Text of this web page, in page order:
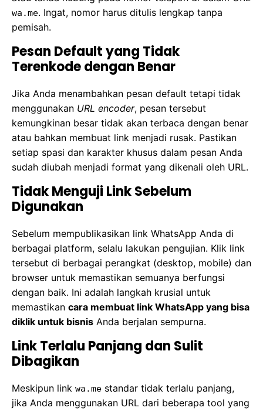
wa.me. Ingat, nomor harus ditulis lengkap tanpa
pemisah.
Pesan Default yang Tidak
Terenkode dengan Benar
Jika Anda menambahkan pesan default tetapi tidak
menggunakan URL encoder, pesan tersebut
kemungkinan besar tidak akan terbaca dengan benar
atau bahkan membuat link menjadi rusak. Pastikan
setiap spasi dan karakter khusus dalam pesan Anda
sudah diubah menjadi format yang dikenali oleh URL.
Tidak Menguji Link Sebelum
Digunakan
Sebelum mempublikasikan link WhatsApp Anda di
berbagai platform, selalu lakukan pengujian. Klik link
tersebut di berbagai perangkat (desktop, mobile) dan
browser untuk memastikan semuanya berfungsi
dengan baik. Ini adalah langkah krusial untuk
memastikan cara membuat link WhatsApp yang bisa
diklik untuk bisnis Anda berjalan sempurna.
Link Terlalu Panjang dan Sulit
Dibagikan
Meskipun link wa.me standar tidak terlalu panjang,
jika Anda menggunakan URL dari beberapa tool yang